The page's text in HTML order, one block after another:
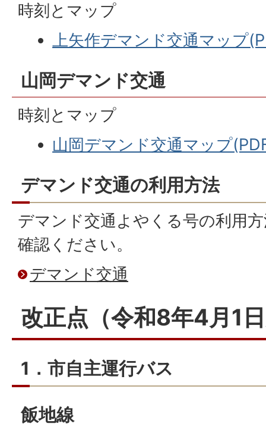
時刻とマップ
上矢作デマンド交通マップ
山岡デマンド交通
時刻とマップ
山岡デマンド交通マップ
デマンド交通の利用方法
デマンド交通よやくる号の利用
確認ください。
デマンド交通
改正点（令和8年4月1
1．市自主運行バス
飯地線